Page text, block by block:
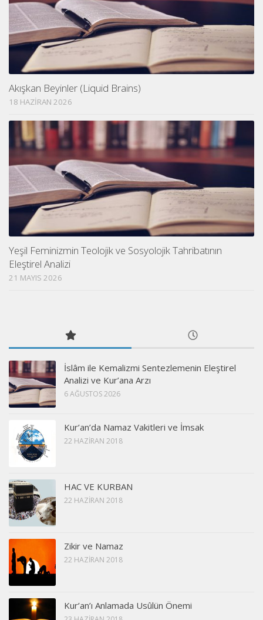
Akışkan Beyinler (Liquid Brains)
18 HAZIRAN 2026
Yeşil Feminizmin Teolojik ve Sosyolojik Tahribatının
Eleştirel Analizi
21 MAYIS 2026
İslâm ile Kemalizmi Sentezlemenin Eleştirel
Analizi ve Kur’ana Arzı
6 AĞUSTOS 2026
Kur’an’da Namaz Vakitleri ve İmsak
22 HAZIRAN 2018
HAC VE KURBAN
22 HAZIRAN 2018
Zikir ve Namaz
22 HAZIRAN 2018
Kur’an’ı Anlamada Usûlün Önemi